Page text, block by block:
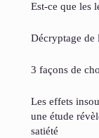
Est-ce que les
Décryptage de
3 façons de
Les effets
une étude
satiété